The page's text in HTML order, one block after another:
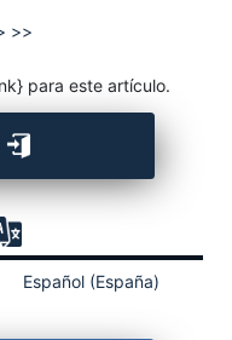
>>
para este artículo.
Español (España)